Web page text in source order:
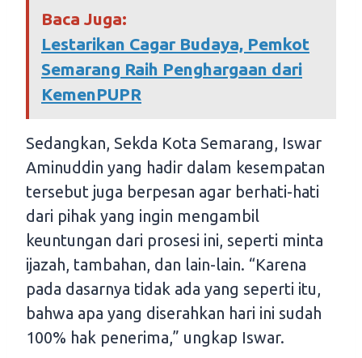
Baca Juga:
Lestarikan Cagar Budaya, Pemkot
Semarang Raih Penghargaan dari
KemenPUPR
Sedangkan, Sekda Kota Semarang, Iswar
Aminuddin yang hadir dalam kesempatan
tersebut juga berpesan agar berhati-hati
dari pihak yang ingin mengambil
keuntungan dari prosesi ini, seperti minta
ijazah, tambahan, dan lain-lain. “Karena
pada dasarnya tidak ada yang seperti itu,
bahwa apa yang diserahkan hari ini sudah
100% hak penerima,” ungkap Iswar.